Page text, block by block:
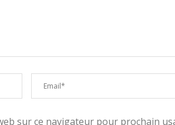
sur ce navigateur pour prochain